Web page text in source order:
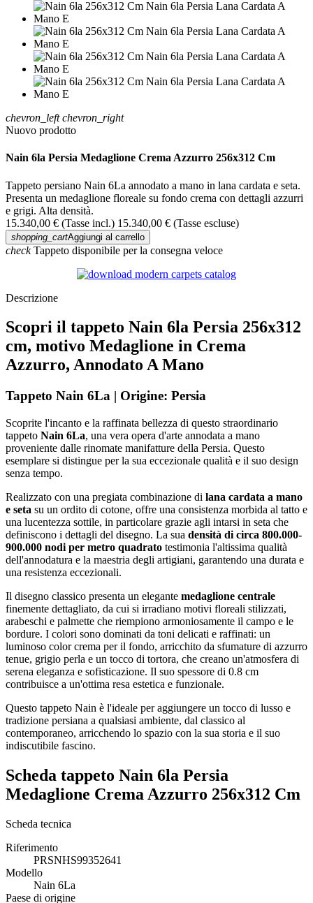
chevron_left chevron_right
Nuovo prodotto
Nain 6la Persia Medaglione Crema Azzurro 256x312 Cm
Tappeto persiano Nain 6La annodato a mano in lana cardata e seta.
Presenta un medaglione floreale su fondo crema con dettagli azzurri
e grigi. Alta densità.
15.340,00 € (Tasse incl.) 15.340,00 € (Tasse escluse)
shopping_cartAggiungi al carrello
checkTappeto disponibile per la consegna veloce
Descrizione
Scopri il tappeto Nain 6la Persia 256x312
cm, motivo Medaglione in Crema
Azzurro, Annodato A Mano
Tappeto Nain 6La | Origine: Persia
Scoprite l'incanto e la raffinata bellezza di questo straordinario
tappeto Nain 6La, una vera opera d'arte annodata a mano
proveniente dalle rinomate manifatture della Persia. Questo
esemplare si distingue per la sua eccezionale qualità e il suo design
senza tempo.
Realizzato con una pregiata combinazione di lana cardata a mano
e seta su un ordito di cotone, offre una consistenza morbida al tatto e
una lucentezza sottile, in particolare grazie agli intarsi in seta che
definiscono i dettagli del disegno. La sua densità di circa 800.000-
900.000 nodi per metro quadrato testimonia l'altissima qualità
dell'annodatura e la maestria degli artigiani, garantendo una durata e
una resistenza eccezionali.
Il disegno classico presenta un elegante medaglione centrale
finemente dettagliato, da cui si irradiano motivi floreali stilizzati,
arabeschi e palmette che riempiono armoniosamente il campo e le
bordure. I colori sono dominati da toni delicati e raffinati: un
luminoso color crema per il fondo, arricchito da sfumature di azzurro
tenue, grigio perla e un tocco di tortora, che creano un'atmosfera di
serena eleganza e sofisticazione. Il suo spessore di 0.8 cm
contribuisce a un'ottima resa estetica e funzionale.
Questo tappeto Nain è l'ideale per aggiungere un tocco di lusso e
tradizione persiana a qualsiasi ambiente, dal classico al
contemporaneo, arricchendo lo spazio con la sua storia e il suo
indiscutibile fascino.
Scheda tappeto Nain 6la Persia
Medaglione Crema Azzurro 256x312 Cm
Scheda tecnica
Riferimento
PRSNHS99352641
Modello
Nain 6La
Paese di origine